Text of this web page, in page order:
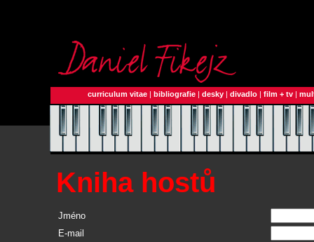
curriculum vitae | bibliografie | desky | divadlo | film + tv |
Kniha hostů
Jméno
E-mail